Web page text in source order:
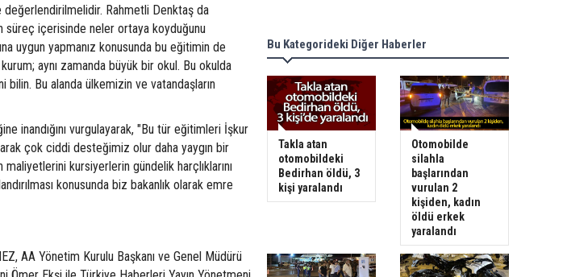
değerlendirilmelidir. Rahmetli Denktaş da
süreç içerisinde neler ortaya koyduğunu
uygun yapmanız konusunda bu eğitimin de
aynı zamanda büyük bir okul. Bu okulda
Bu alanda ülkemizin ve vatandaşların
inandığını vurgulayarak, "Bu tür eğitimleri İşkur
çok ciddi desteğimiz olur daha yaygın bir
kursiyerlerin gündelik harçlıklarını
konusunda biz bakanlık olarak emre
AA Yönetim Kurulu Başkanı ve Genel Müdürü
Bu Kategorideki Diğer Haberler
Takla atan
otomobildeki
Bedirhan öldü, 3
kişi yaralandı
Otomobilde
silahla
başlarından
vurulan 2
kişiden, kadın
öldü erkek
yaralandı